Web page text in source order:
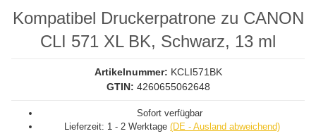
Kompatibel Druckerpatrone zu CANON
CLI 571 XL BK, Schwarz, 13 ml
Artikelnummer: KCLI571BK
GTIN: 4260655062648
Sofort verfügbar
Lieferzeit: 1 - 2 Werktage (DE - Ausland abweichend)